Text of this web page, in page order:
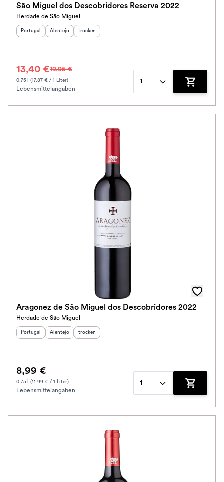
Klassifikation
São Miguel dos Descobridores Reserva 2022
Herdade de São Miguel
Herkunftsland:
Portugal Herkunftsregion:
Alentejo Geschmack
trocken
13,40 €19,95 €
0.75 l (17.87 € / 1 Liter)
Lebensmittelangaben
1
Zum
Aragonez de São Miguel dos Descobridores 2022
Herdade de São Miguel
Herkunftsland:
Portugal Herkunftsregion:
Alentejo Geschmack
trocken
8,99 €
0.75 l (11.99 € / 1 Liter)
Lebensmittelangaben
1
Zum